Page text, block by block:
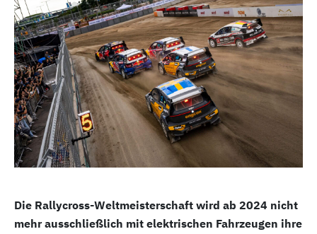
Die Rallycross-Weltmeisterschaft wird ab 2024 nicht
mehr ausschließlich mit elektrischen Fahrzeugen ihre